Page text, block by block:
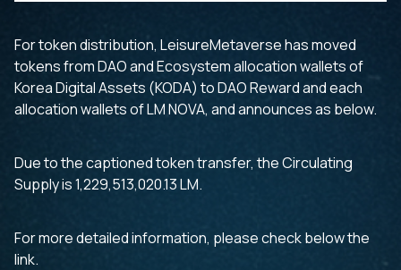
For token distribution, LeisureMetaverse has moved
tokens from DAO and Ecosystem allocation wallets of
Korea Digital Assets (KODA) to DAO Reward and each
allocation wallets of LM NOVA, and announces as below.
Due to the captioned token transfer, the Circulating
Supply is 1,229,513,020.13 LM.
For more detailed information, please check below the
link.